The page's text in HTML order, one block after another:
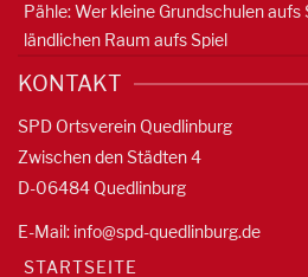
Pähle: Wer kleine Grundschulen aufs
ländlichen Raum aufs Spiel
KONTAKT
SPD Ortsverein Quedlinburg
Zwischen den Städten 4
D-06484 Quedlinburg
E-Mail: info@spd-quedlinburg.de
STARTSEITE